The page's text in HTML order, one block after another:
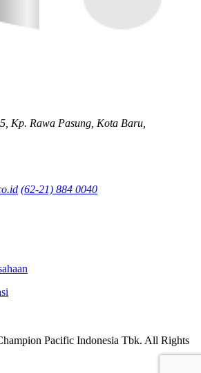
Kp. Rawa Pasung, Kota Baru,
(62-21) 884 0040
Pacific Indonesia Tbk. All Rights